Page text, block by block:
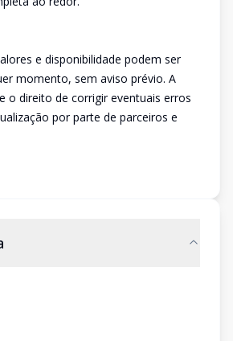
e disponibilidade podem ser
momento, sem aviso prévio. A
o direito de corrigir eventuais erros
por parte de parceiros e